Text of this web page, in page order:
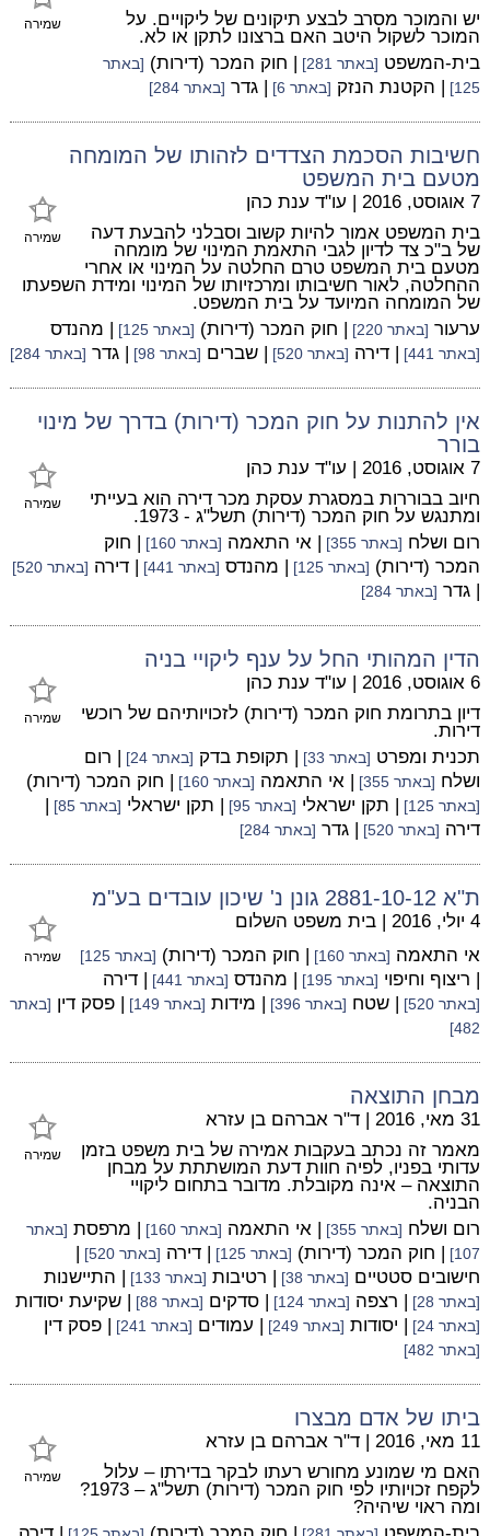
שמירה
יש והמוכר מסרב לבצע תיקונים של ליקויים. על
המוכר לשקול היטב האם ברצונו לתקן או לא.
בית-המשפט [באתר 281] | חוק המכר (דירות) [באתר
125]
| הקטנת הנזק [באתר 6] | גדר [באתר 284]
חשיבות הסכמת הצדדים לזהותו של המומחה
מטעם בית המשפט
שמירה
7 אוגוסט, 2016 | עו"ד ענת כהן
בית המשפט אמור להיות קשוב וסבלני להבעת דעה
של ב"כ צד לדיון לגבי התאמת המינוי של מומחה
מטעם בית המשפט טרם החלטה על המינוי או אחרי
ההחלטה, לאור חשיבותו ומרכזיותו של המינוי ומידת השפעתו
של המומחה המיועד על בית המשפט.
ערעור [באתר 220] | חוק המכר (דירות) [באתר 125] | מהנדס
[באתר 441] | דירה [באתר 520] | שברים [באתר 98] | גדר [באתר 284]
אין להתנות על חוק המכר (דירות) בדרך של מינוי
בורר
שמירה
7 אוגוסט, 2016 | עו"ד ענת כהן
חיוב בבוררות במסגרת עסקת מכר דירה הוא בעייתי
ומתנגש על חוק המכר (דירות) תשל"ג - 1973.
רום ושלח [באתר 355] | אי התאמה [באתר 160]
| חוק
המכר (דירות) [באתר 125] | מהנדס [באתר 441] | דירה [באתר 520]
| גדר [באתר 284]
הדין המהותי החל על ענף ליקויי בניה
שמירה
6 אוגוסט, 2016 | עו"ד ענת כהן
דיון בתרומת חוק המכר (דירות) לזכויותיהם של רוכשי
דירות.
תכנית ומפרט [באתר 33] | תקופת בדק [באתר 24]
| רום
ושלח [באתר 355] | אי התאמה [באתר 160] | חוק המכר (דירות)
[באתר 125] | תקן ישראלי [באתר 95] | תקן ישראלי [באתר 85]
|
דירה [באתר 520] | גדר [באתר 284]
ת"א 2881-10-12 גונן נ' שיכון עובדים בע"מ
שמירה
4 יולי, 2016 | בית משפט השלום
אי התאמה [באתר 160] | חוק המכר (דירות) [באתר 125]
| ריצוף וחיפוי [באתר 195] | מהנדס [באתר 441] | דירה
[באתר 520] | שטח [באתר 396] | מידות [באתר 149] | פסק דין [באתר
482]
מבחן התוצאה
שמירה
31 מאי, 2016 | ד"ר אברהם בן עזרא
מאמר זה נכתב בעקבות אמירה של בית משפט בזמן
עדותי בפניו, לפיה חוות דעת המושתתת על מבחן
התוצאה – אינה מקובלת. מדובר בתחום ליקויי
הבניה.
רום ושלח [באתר 355] | אי התאמה [באתר 160] | מרפסת [באתר
107]
| חוק המכר (דירות) [באתר 125] | דירה [באתר 520]
|
חישובים סטטיים [באתר 38] | רטיבות [באתר 133] | התיישנות
[באתר 28] | רצפה [באתר 124] | סדקים [באתר 88] | שקיעת יסודות
[באתר 24] | יסודות [באתר 249] | עמודים [באתר 241] | פסק דין
[באתר 482]
ביתו של אדם מבצרו
שמירה
11 מאי, 2016 | ד"ר אברהם בן עזרא
האם מי שמונע מחורש רעתו לבקר בדירתו – עלול
לקפח זכויותיו לפי חוק המכר (דירות) תשל"ג – 1973?
ומה ראוי שיהיה?